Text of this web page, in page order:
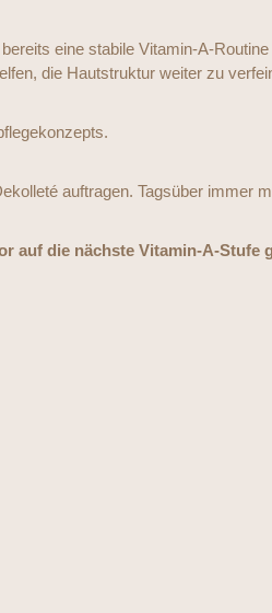
eine stabile Vitamin-A-
die Hautstruktur weiter zu
auftragen. Tagsüber immer
auf die nächste Vitamin-A-Stufe